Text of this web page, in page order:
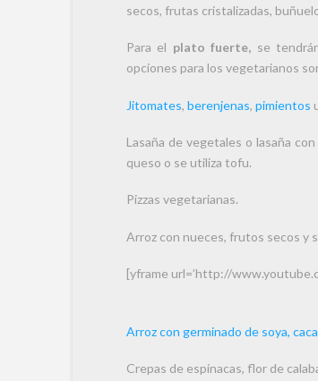
secos, frutas cristalizadas,
Para el plato fuerte, se
opciones para los vegetarianos
Jitomates, berenjenas, pimientos
Lasaña de vegetales o lasaña
queso o se utiliza tofu.
Pizzas vegetarianas.
Arroz con nueces, frutos secos y
[yframe url=’http://
Arroz con germinado de soya,
Crepas de espinacas, flor de